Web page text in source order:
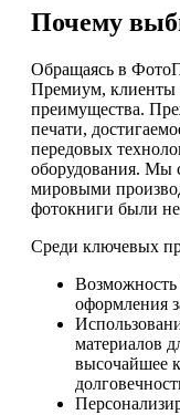
Почему
Обращаясь в
Премиум, клиенты
преимущества.
печати,
передовых
оборудования. Мы
мировыми
фотокниги были
Среди ключевых
Возможность
оформления
материалов
высочайшее